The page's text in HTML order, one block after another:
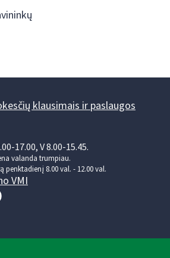
klausimais ir paslaugos
17.00, V 8.00-15.45.
valanda trumpiau.
penktadienį 8.00 val. - 12.00 val.
VMI